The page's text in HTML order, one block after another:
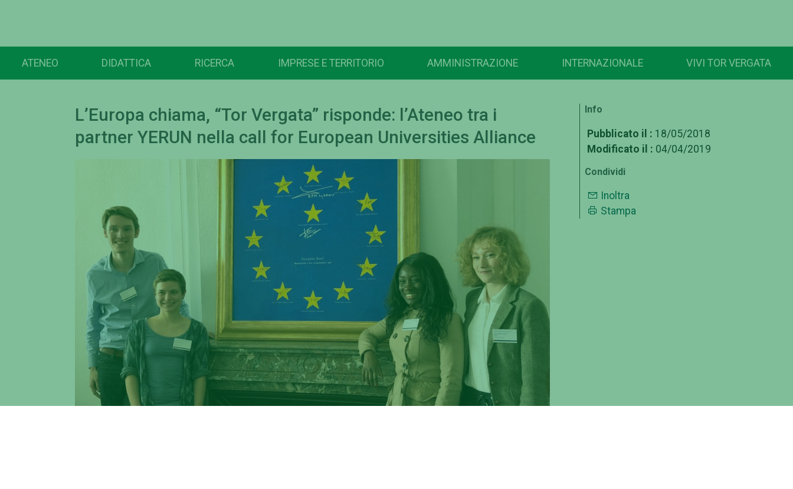
ATENEO DIDATTICA RICERCA IMPRESE E TERRITORIO AMMINISTRAZIONE INTERNAZIONALE VIVI TOR VERGATA
L’Europa chiama, “Tor Vergata” risponde: l’Ateneo tra i
partner YERUN nella call for European Universities Alliance
Info
Pubblicato il : 18/05/2018
Modificato il : 04/04/2019
Condividi
Inoltra
Stampa